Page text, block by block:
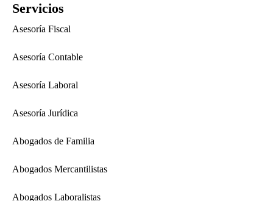
Servicios
Asesoría Fiscal
Asesoría Contable
Asesoría Laboral
Asesoría Jurídica
Abogados de Familia
Abogados Mercantilistas
Abogados Laboralistas